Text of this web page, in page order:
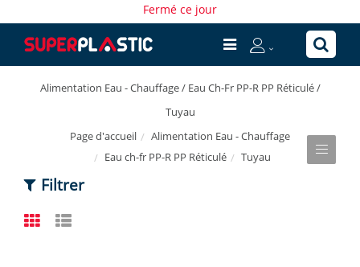
Fermé ce jour
Alimentation Eau - Chauffage / Eau Ch-Fr PP-R PP Réticulé /
Tuyau
Page d'accueil
Alimentation Eau - Chauffage
Eau ch-fr PP-R PP Réticulé
Tuyau
Filtrer